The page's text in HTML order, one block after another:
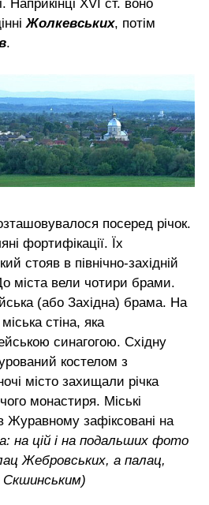
Наприкінці XVI ст. воно
Жолкевських, потім
.
посеред річок.
фортифікації. Їх
стояв в північно-західній
міста вели чотири брами.
(або Західна) брама. На
стіна, яка
синагогою. Східну
костелом з
місто захищали річка
монастиря. Міські
Журавному зафіксовані на
на цій і на подальших фото
Жебровських, а палац,
Скшинським)